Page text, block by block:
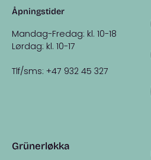
Åpningstider
Mandag-Fredag: kl. 10-18
Lørdag: kl. 10-17
Tlf/sms: +47 932 45 327
Grünerløkka